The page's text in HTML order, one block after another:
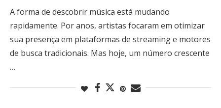
A forma de descobrir música está mudando
rapidamente. Por anos, artistas focaram em otimizar
sua presença em plataformas de streaming e motores
de busca tradicionais. Mas hoje, um número crescente
…